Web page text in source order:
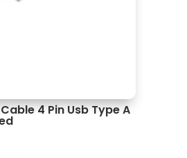
4 Pin Usb Type A